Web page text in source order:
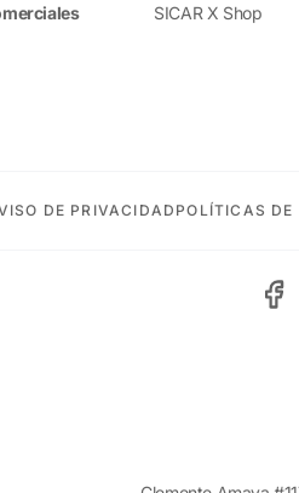
SICAR X Shop
DE PRIVACIDAD POLÍTICAS DE